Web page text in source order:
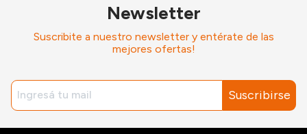
Newsletter
Suscribite a nuestro newsletter y entérate de las
mejores ofertas!
Suscribirse